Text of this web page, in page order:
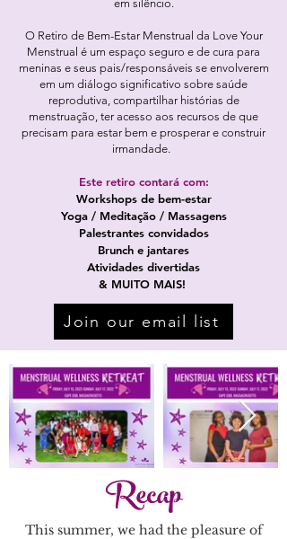
em silêncio.
O Retiro de Bem-Estar Menstrual da Love Your
Menstrual é um espaço seguro e de cura para
meninas e seus pais/responsáveis se envolverem
em um diálogo significativo sobre saúde
reprodutiva, compartilhar histórias de
menstruação, ter acesso aos recursos de que
precisam para estar bem e prosperar e construir
irmandade.
Este retiro contará com:
Workshops de bem-estar
Yoga / Meditação / Massagens
Palestrantes convidados
Brunch e jantares
Atividades divertidas
& MUITO MAIS!
Join our email list
Recap
This summer, we had the pleasure of